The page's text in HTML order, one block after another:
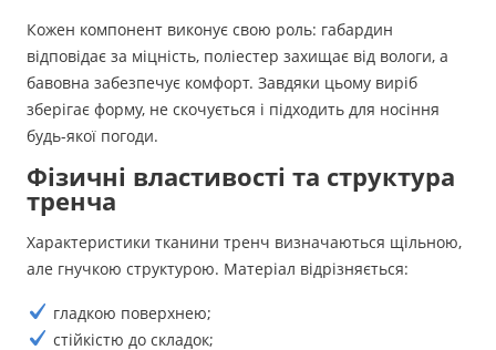
Кожен компонент виконує свою роль: габардин
відповідає за міцність, поліестер захищає від вологи, а
бавовна забезпечує комфорт. Завдяки цьому виріб
зберігає форму, не скочується і підходить для носіння
будь-якої погоди.
Фізичні властивості та структура
тренча
Характеристики тканини тренч визначаються щільною,
але гнучкою структурою. Матеріал відрізняється:
гладкою поверхнею;
стійкістю до складок;